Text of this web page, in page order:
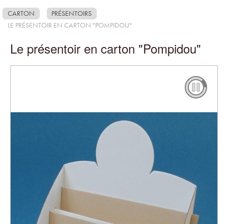
CARTON
PRÉSENTOIRS
LE PRÉSENTOIR EN CARTON "POMPIDOU"
Le présentoir en carton "Pompidou"